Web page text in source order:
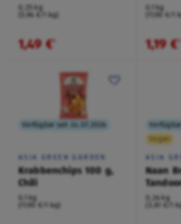
0,25 kg
(5,96 €/1 kg)
1,49 €¹
0,1 kg
(11,90 €/1
1,19 €¹
Verfügbar seit 24.07.2026
ASIA GREEN GARDEN
Krabbenchips 100 g,
Chili
0,1 kg
(11,90 €/1 kg)
Vegan
ASIA
Naan
0,26 kg
(3,81 €/1